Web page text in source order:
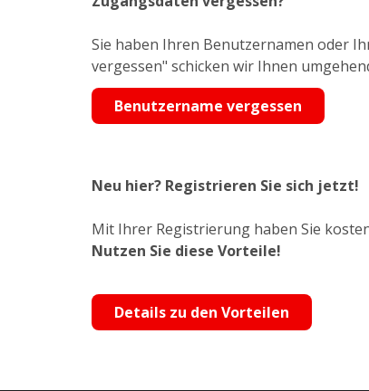
Sie haben Ihren Benutzernamen oder
vergessen" schicken wir Ihnen
Benutzername vergessen
Neu hier? Registrieren Sie sich jetzt!
Mit Ihrer Registrierung haben Sie
Nutzen Sie diese Vorteile!
Details zu den Vorteilen